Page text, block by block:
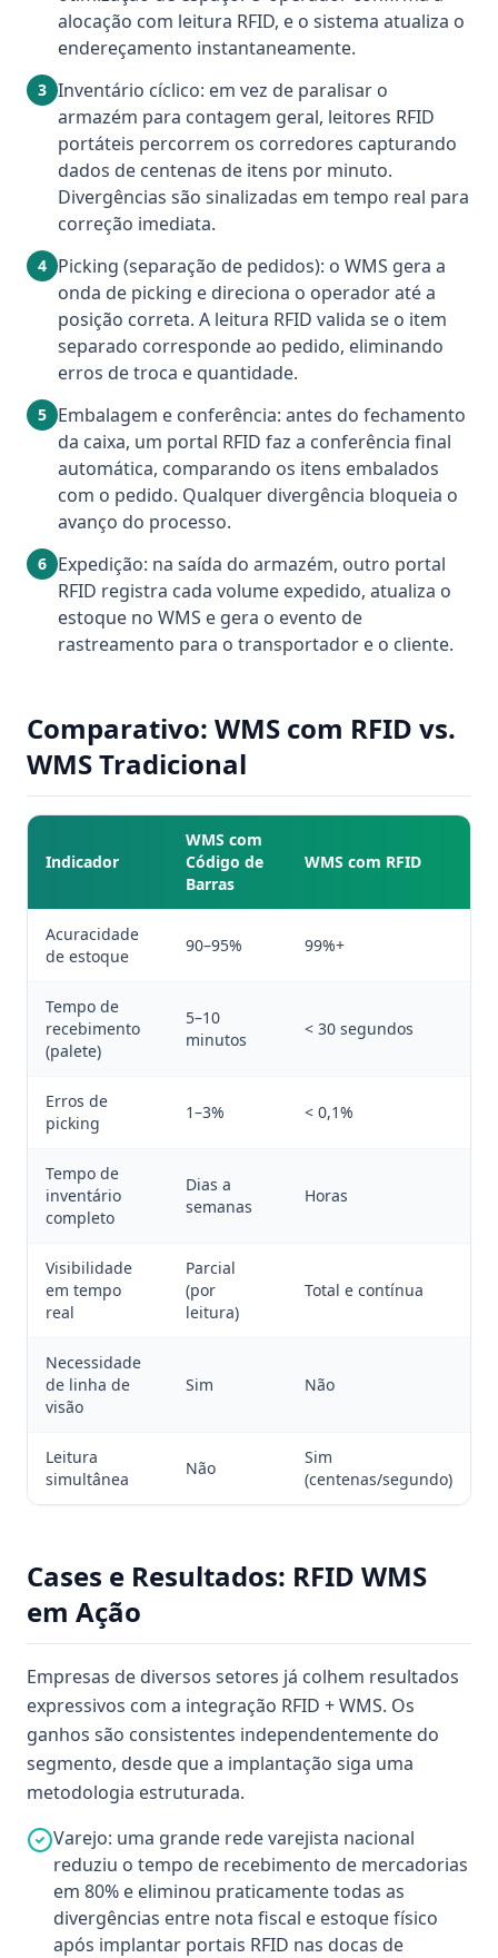
alocação com leitura RFID, e o sistema atualiza o
endereçamento instantaneamente.
3 Inventário cíclico: em vez de paralisar o
armazém para contagem geral, leitores RFID
portáteis percorrem os corredores capturando
dados de centenas de itens por minuto.
Divergências são sinalizadas em tempo real para
correção imediata.
4 Picking (separação de pedidos): o WMS gera a
onda de picking e direciona o operador até a
posição correta. A leitura RFID valida se o item
separado corresponde ao pedido, eliminando
erros de troca e quantidade.
5 Embalagem e conferência: antes do fechamento
da caixa, um portal RFID faz a conferência final
automática, comparando os itens embalados
com o pedido. Qualquer divergência bloqueia o
avanço do processo.
6 Expedição: na saída do armazém, outro portal
RFID registra cada volume expedido, atualiza o
estoque no WMS e gera o evento de
rastreamento para o transportador e o cliente.
Comparativo: WMS com RFID vs.
WMS Tradicional
Indicador
WMS com
Código de
Barras
WMS com RFID
Acuracidade
de estoque
90–95% 99%+
Tempo de
recebimento
(palete)
5–10
minutos
< 30 segundos
Erros de
picking
1–3% < 0,1%
Tempo de
inventário
completo
Dias a
semanas
Horas
Visibilidade
em tempo
real
Parcial
(por
leitura)
Total e contínua
Necessidade
de linha de
visão
Sim Não
Leitura
simultânea
Não
Sim
(centenas/segundo)
Cases e Resultados: RFID WMS
em Ação
Empresas de diversos setores já colhem resultados
expressivos com a integração RFID + WMS. Os
ganhos são consistentes independentemente do
segmento, desde que a implantação siga uma
metodologia estruturada.
Varejo: uma grande rede varejista nacional
reduziu o tempo de recebimento de mercadorias
em 80% e eliminou praticamente todas as
divergências entre nota fiscal e estoque físico
após implantar portais RFID nas docas de